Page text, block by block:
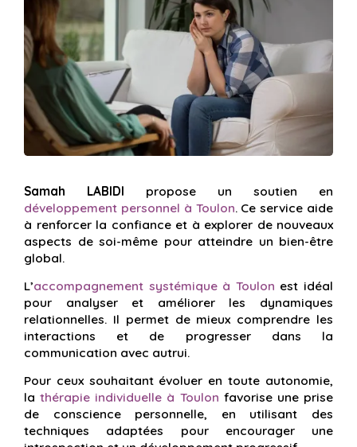
Samah LABIDI propose un soutien en
développement personnel à Toulon. Ce service aide
à renforcer la confiance et à explorer de nouveaux
aspects de soi-même pour atteindre un bien-être
global.
L’accompagnement systémique à Toulon est idéal
pour analyser et améliorer les dynamiques
relationnelles. Il permet de mieux comprendre les
interactions et de progresser dans la
communication avec autrui.
Pour ceux souhaitant évoluer en toute autonomie,
lathérapie individuelle à Toulon favorise une prise
de conscience personnelle, en utilisant des
techniques adaptées pour encourager une